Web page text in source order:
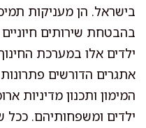
בישראל. הן מעניקות
בהבטחת שירותים
ילדים אלו במערכת
אתגרים הדורשים
המימון ותכנון מדיניות
ילדים ומשפחותיהם. ככל